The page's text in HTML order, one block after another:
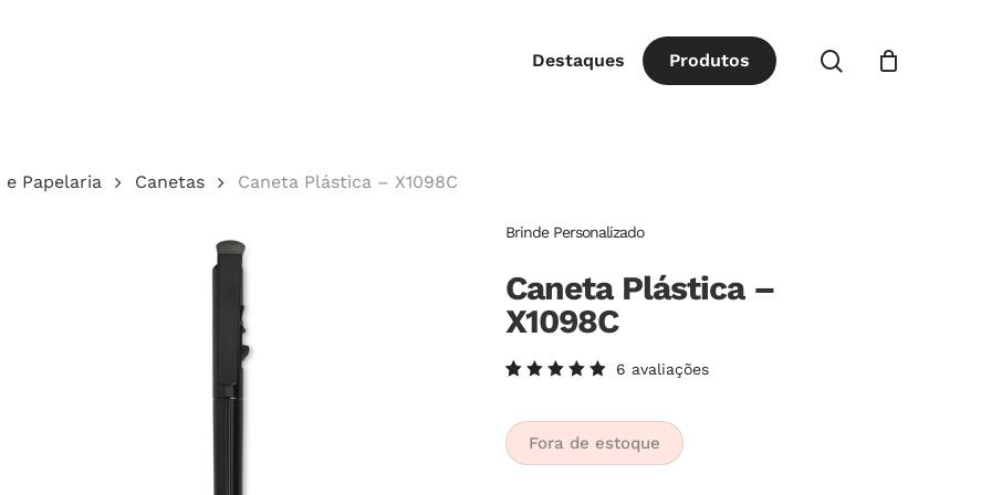
Destaques Produtos procurar
Papelaria Canetas Caneta Plástica – X1098C
Brinde Personalizado
Caneta Plástica –
X1098C
5.00de
5, com
baseado
em
6 avaliações
Fora de estoque